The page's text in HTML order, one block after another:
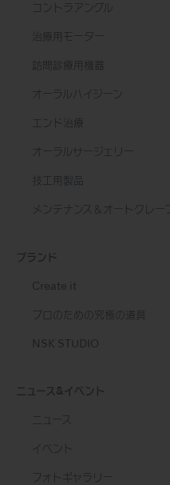
コントラアングル
治療用モーター
訪問診療用機器
オーラルハイジーン
エンド治療
オーラルサージェリー
技工用製品
メンテナンス＆オートクレー
ブランド
Create it
プロのための究極の道具
NSK STUDIO
ニュース&イベント
ニュース
イベント
フォトギャラリー